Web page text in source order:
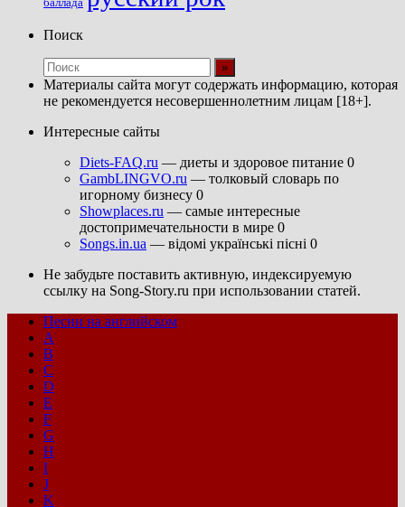
баллада
Поиск
Материалы сайта могут содержать информацию, которая
не рекомендуется несовершеннолетним лицам [18+].
Интересные сайты
Diets-FAQ.ru — диеты и здоровое питание 0
GambLINGVO.ru — толковый словарь по
игорному бизнесу 0
Showplaces.ru — самые интересные
достопримечательности в мире 0
Songs.in.ua — відомі українські пісні 0
Не забудьте поставить активную, индексируемую
ссылку на Song-Story.ru при использовании статей.
Песни на английском
A
B
C
D
E
F
G
H
I
J
K